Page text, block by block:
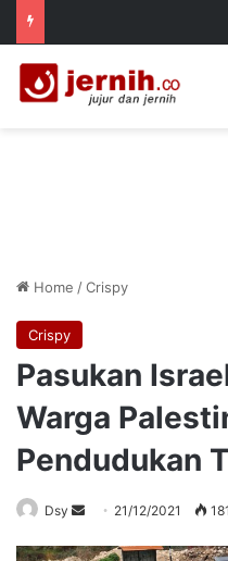
Home /Crispy
Crispy
Pasukan
Warga
Pendudukan
Dsy
Send 21/12/2021 181